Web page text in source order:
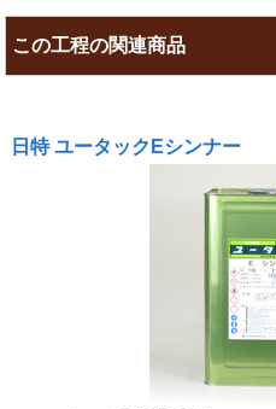
この工程の関連商品
日特 ユータックEシンナー